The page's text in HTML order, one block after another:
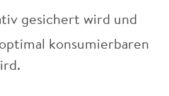
gesichert wird und
konsumierbaren